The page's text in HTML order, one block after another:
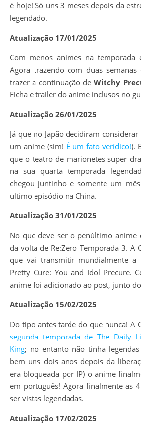
é hoje! Só uns 3 meses depois da
legendado.
Atualização 17/01/2025
Com menos animes na temporada
Agora trazendo com duas semanas
trazer a continuação deWitchy
Ficha e trailer do anime inclusos no
Atualização 26/01/2025
Já que no Japão decidiram considerar
um anime (sim! É um fato verídico!).
que o teatro de marionetes super
na sua quarta temporada
chegou juntinho e somente um
ultimo episódio na China.
Atualização 31/01/2025
No que deve ser o penúltimo anime
da volta de Re:Zero Temporada 3. A
que vai transmitir mundialmente a
Pretty Cure: You and Idol Precure.
anime foi adicionado ao post, junto
Atualização 15/02/2025
Do tipo antes tarde do que nunca! A
segunda temporada de The Daily
King; no entanto não tinha
bem uns dois anos depois da
era bloqueada por IP) o anime
em português! Agora finalmente as
ser vistas legendadas.
Atualização 17/02/2025